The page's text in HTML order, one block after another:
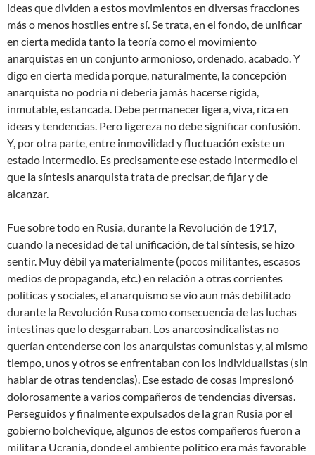
ideas que dividen a estos movimientos en diversas fracciones
más o menos hostiles entre sí. Se trata, en el fondo, de unificar
en cierta medida tanto la teoría como el movimiento
anarquistas en un conjunto armonioso, ordenado, acabado. Y
digo en cierta medida porque, naturalmente, la concepción
anarquista no podría ni debería jamás hacerse rígida,
inmutable, estancada. Debe permanecer ligera, viva, rica en
ideas y tendencias. Pero ligereza no debe significar confusión.
Y, por otra parte, entre inmovilidad y fluctuación existe un
estado intermedio. Es precisamente ese estado intermedio el
que la síntesis anarquista trata de precisar, de fijar y de
alcanzar.
Fue sobre todo en Rusia, durante la Revolución de 1917,
cuando la necesidad de tal unificación, de tal síntesis, se hizo
sentir. Muy débil ya materialmente (pocos militantes, escasos
medios de propaganda, etc.) en relación a otras corrientes
políticas y sociales, el anarquismo se vio aun más debilitado
durante la Revolución Rusa como consecuencia de las luchas
intestinas que lo desgarraban. Los anarcosindicalistas no
querían entenderse con los anarquistas comunistas y, al mismo
tiempo, unos y otros se enfrentaban con los individualistas (sin
hablar de otras tendencias). Ese estado de cosas impresionó
dolorosamente a varios compañeros de tendencias diversas.
Perseguidos y finalmente expulsados de la gran Rusia por el
gobierno bolchevique, algunos de estos compañeros fueron a
militar a Ucrania, donde el ambiente político era más favorable